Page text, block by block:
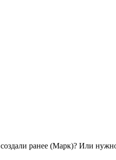
ранее (Марк)? Или